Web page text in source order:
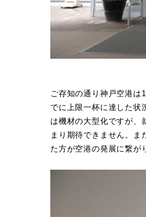
ご存知の通り神戸空港は
でに上限一杯に達した状
は機材の大型化ですが、
まり期待できません。ま
た方が空港の発展に繋が